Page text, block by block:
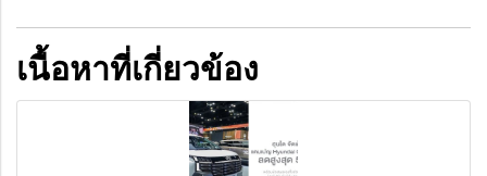
เนื้อหาที่เกี่ยวข้อง